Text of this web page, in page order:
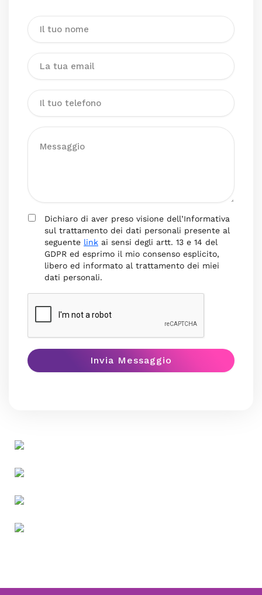
Dichiaro di aver preso visione dell’Informativa
sul trattamento dei dati personali presente al
seguente link ai sensi degli artt. 13 e 14 del
GDPR ed esprimo il mio consenso esplicito,
libero ed informato al trattamento dei miei
dati personali.